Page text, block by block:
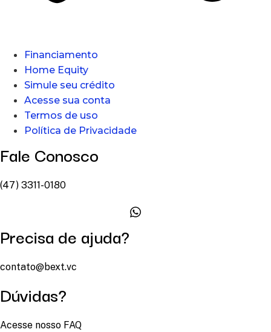
Financiamento
Home Equity
Simule seu crédito
Acesse sua conta
Termos de uso
Política de Privacidade
Fale Conosco
(47) 3311-0180
Precisa de ajuda?
contato@bext.vc
Dúvidas?
Acesse nosso FAQ